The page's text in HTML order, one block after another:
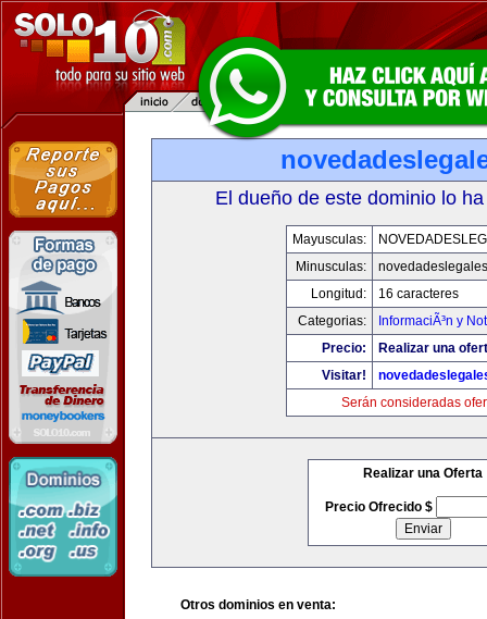
El dueño de este dominio lo
Mayusculas:
Minusculas:
Longitud:
16 caracteres
Categorias:
InformaciÃ³n y
Precio:
Realizar una
Visitar!
Serán consideradas
Realizar una Oferta
Precio Ofrecido $
Otros dominios en venta: